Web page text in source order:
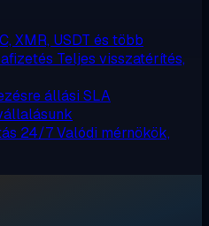
XMR, USDT és több
Teljes visszatérítés,
állási SLA
24/7Valódi mérnökök,